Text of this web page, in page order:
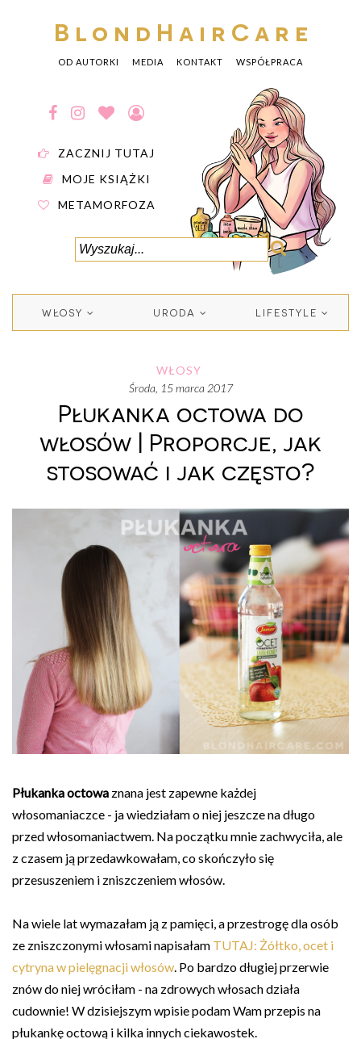
BlondHairCare
OD AUTORKI MEDIA KONTAKT WSPÓŁPRACA
ZACZNIJ TUTAJ
MOJE KSIĄŻKI
METAMORFOZA
WŁOSY URODA LIFESTYLE
WŁOSY
środa, 15 marca 2017
Płukanka octowa do
włosów | Proporcje, jak
stosować i jak często?
Płukanka octowa znana jest zapewne każdej
włosomaniaczce - ja wiedziałam o niej jeszcze na długo
przed włosomaniactwem. Na początku mnie zachwyciła, ale
z czasem ją przedawkowałam, co skończyło się
przesuszeniem i zniszczeniem włosów.
Na wiele lat wymazałam ją z pamięci, a przestrogę dla osób
ze zniszczonymi włosami napisałam TUTAJ: Żółtko, ocet i
cytryna w pielęgnacji włosów . Po bardzo długiej przerwie
znów do niej wróciłam - na zdrowych włosach działa
cudownie! W dzisiejszym wpisie podam Wam przepis na
płukankę octową i kilka innych ciekawostek.